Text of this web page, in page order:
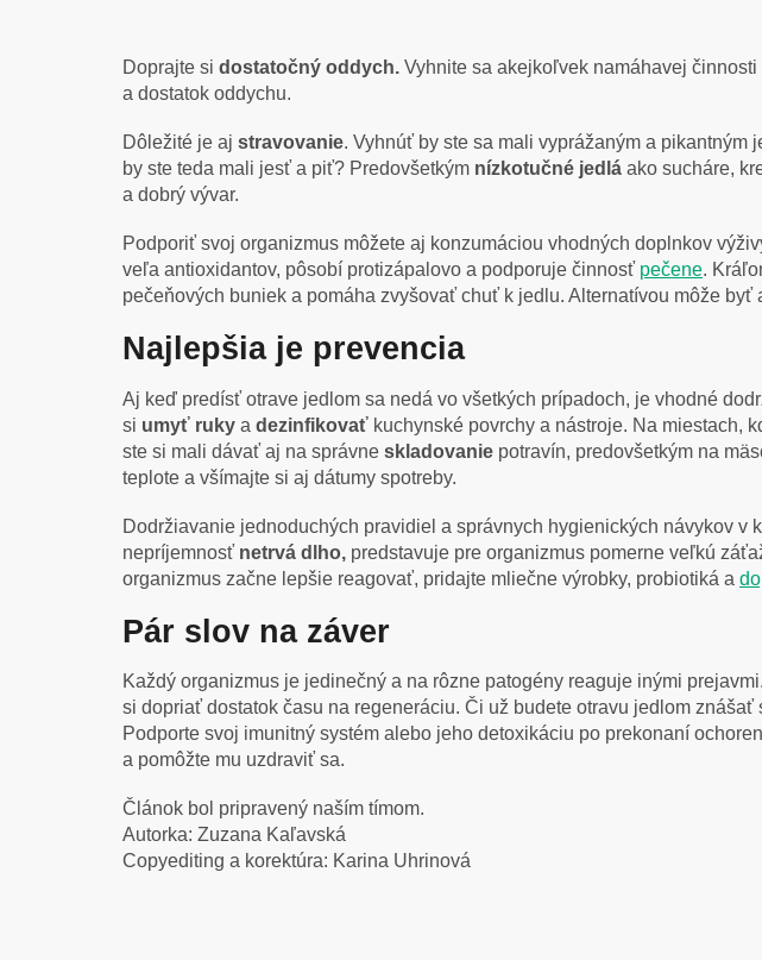
Doprajte si dostatočný oddych. Vyhnite sa akejkoľvek namáhavej
a dostatok oddychu.
Dôležité je aj stravovanie. Vyhnúť by ste sa mali vyprážaným a
by ste teda mali jesť a piť? Predovšetkým nízkotučné jedlá ako sucháre,
a dobrý vývar.
Podporiť svoj organizmus môžete aj konzumáciou vhodných doplnkov
veľa antioxidantov, pôsobí protizápalovo a podporuje činnosť pečene.
pečeňových buniek a pomáha zvyšovať chuť k jedlu. Alternatívou môže byť
Najlepšia je prevencia
Aj keď predísť otrave jedlom sa nedá vo všetkých prípadoch, je vhodné
si umyť ruky a dezinfikovať kuchynské povrchy a nástroje. Na miestach,
ste si mali dávať aj na správne skladovanie potravín, predovšetkým na
teplote a všímajte si aj dátumy spotreby.
Dodržiavanie jednoduchých pravidiel a správnych hygienických návykov
nepríjemnosť netrvá dlho, predstavuje pre organizmus pomerne veľkú
organizmus začne lepšie reagovať, pridajte mliečne výrobky, probiotiká a
Pár slov na záver
Každý organizmus je jedinečný a na rôzne patogény reaguje inými
si dopriať dostatok času na regeneráciu. Či už budete otravu jedlom
Podporte svoj imunitný systém alebo jeho detoxikáciu po prekonaní
a pomôžte mu uzdraviť sa.
Článok bol pripravený naším tímom.
Autorka: Zuzana Kaľavská
Copyediting a korektúra: Karina Uhrinová